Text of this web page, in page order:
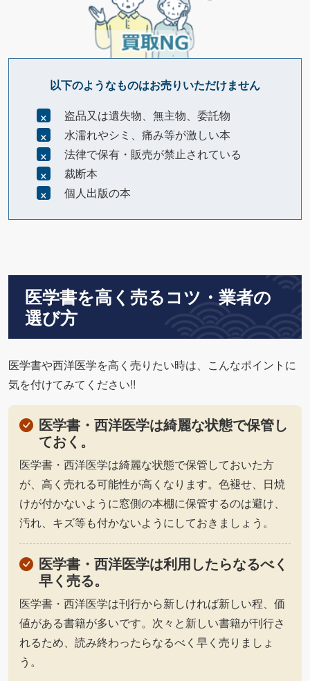
以下のようなものはお売りいただけません
盗品又は遺失物、無主物、委託物
水濡れやシミ、痛み等が激しい本
法律で保有・販売が禁止されている
裁断本
個人出版の本
医学書を高く売るコツ・業者の
選び方
医学書や西洋医学を高く売りたい時は、こんなポイントに
気を付けてみてください!!
医学書・西洋医学は綺麗な状態で保管し
ておく。
医学書・西洋医学は綺麗な状態で保管しておいた方
が、高く売れる可能性が高くなります。色褪せ、日焼
けが付かないように窓側の本棚に保管するのは避け、
汚れ、キズ等も付かないようにしておきましょう。
医学書・西洋医学は利用したらなるべく
早く売る。
医学書・西洋医学は刊行から新しければ新しい程、価
値がある書籍が多いです。次々と新しい書籍が刊行さ
れるため、読み終わったらなるべく早く売りましょ
う。